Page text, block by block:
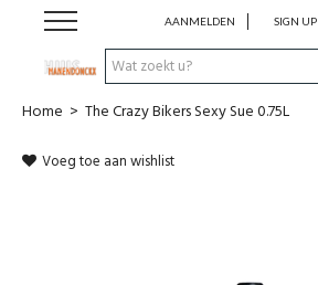
AANMELDEN SIGN UP
Wijnen
Home > The Crazy Bikers Sexy Sue 0.75L
Voeg toe aan wishlist